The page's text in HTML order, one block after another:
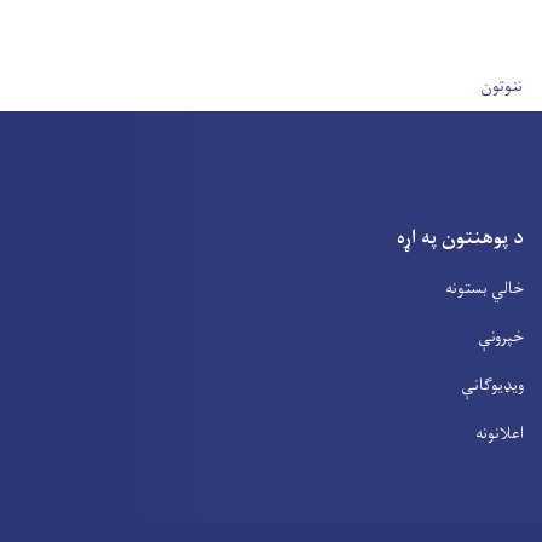
User account menu
ننوتون
د پوهنتون په اړه
خالي بستونه
خپرونې
ویډیوګانې
اعلانونه